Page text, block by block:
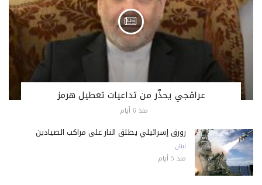
عراقجي يحذّر من تداعيات تعطيل هرمز
منذ 6 أيام
زورق إسرائيلي يطلق النار على مراكب الصيادين
لبنان
منذ 5 أيام